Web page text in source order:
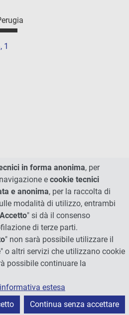
1
Studi di Perugia
in forma anonima, per
e cookie tecnici
e anonima, per la raccolta di
modalità di utilizzo, entrambi
Accetto" si dà il consenso
di terze parti.
" non sarà possibile utilizzare il
o altri servizi che utilizzano cookie
possibile continuare la
estesa
Continua senza accettare